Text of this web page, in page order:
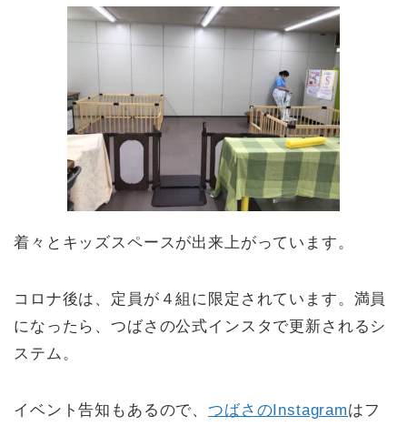
着々とキッズスペースが出来上がっています。
コロナ後は、定員が４組に限定されています。満員
になったら、つばさの公式インスタで更新されるシ
ステム。
イベント告知もあるので、つばさのInstagramはフ